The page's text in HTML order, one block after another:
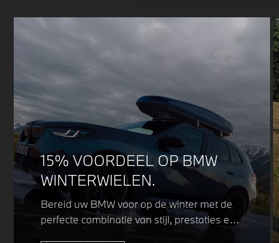
15% VOORDEEL OP BMW
WINTERWIELEN.
Bereid uw BMW voor op de winter met de
perfecte combinatie van stijl, prestaties en